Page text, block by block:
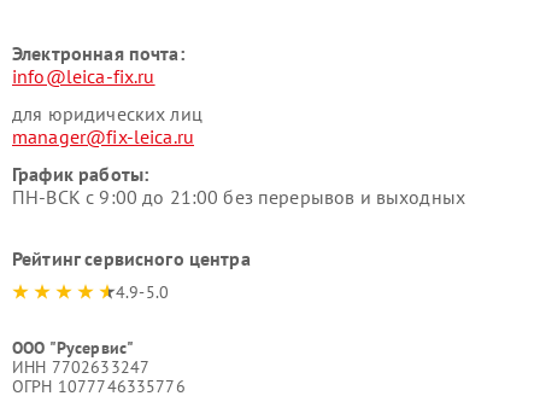
Электронная почта:
info@leica-fix.ru
для юридических лиц
manager@fix-leica.ru
График работы:
ПН-ВСК с 9:00 до 21:00 без перерывов и выходных
Рейтинг сервисного центра
4.9-5.0
ООО "Русервис"
ИНН 7702633247
ОГРН 1077746335776